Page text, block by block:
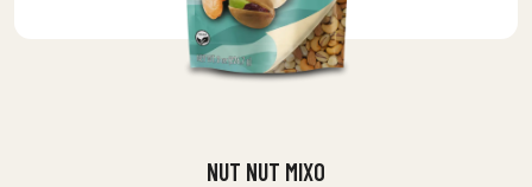
NUT NUT MIXO